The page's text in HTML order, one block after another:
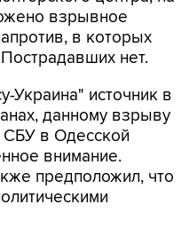
взрывное
в которых
нет.
Украина" источник в
данному взрыву
СБУ в Одесской
внимание.
предположил, что